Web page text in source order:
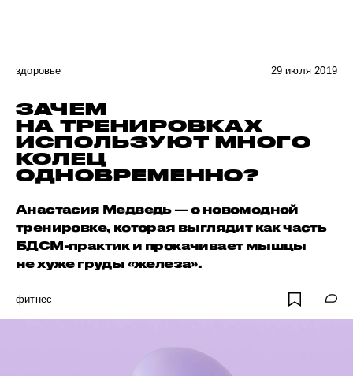
здоровье 29 июля 2019
ЗАЧЕМ
НА ТРЕНИРОВКАХ
ИСПОЛЬЗУЮТ МНОГО
КОЛЕЦ
ОДНОВРЕМЕННО?
Анастасия Медведь — о новомодной
тренировке, которая выглядит как часть
БДСМ-практик и прокачивает мышцы
не хуже груды «железа».
фитнес